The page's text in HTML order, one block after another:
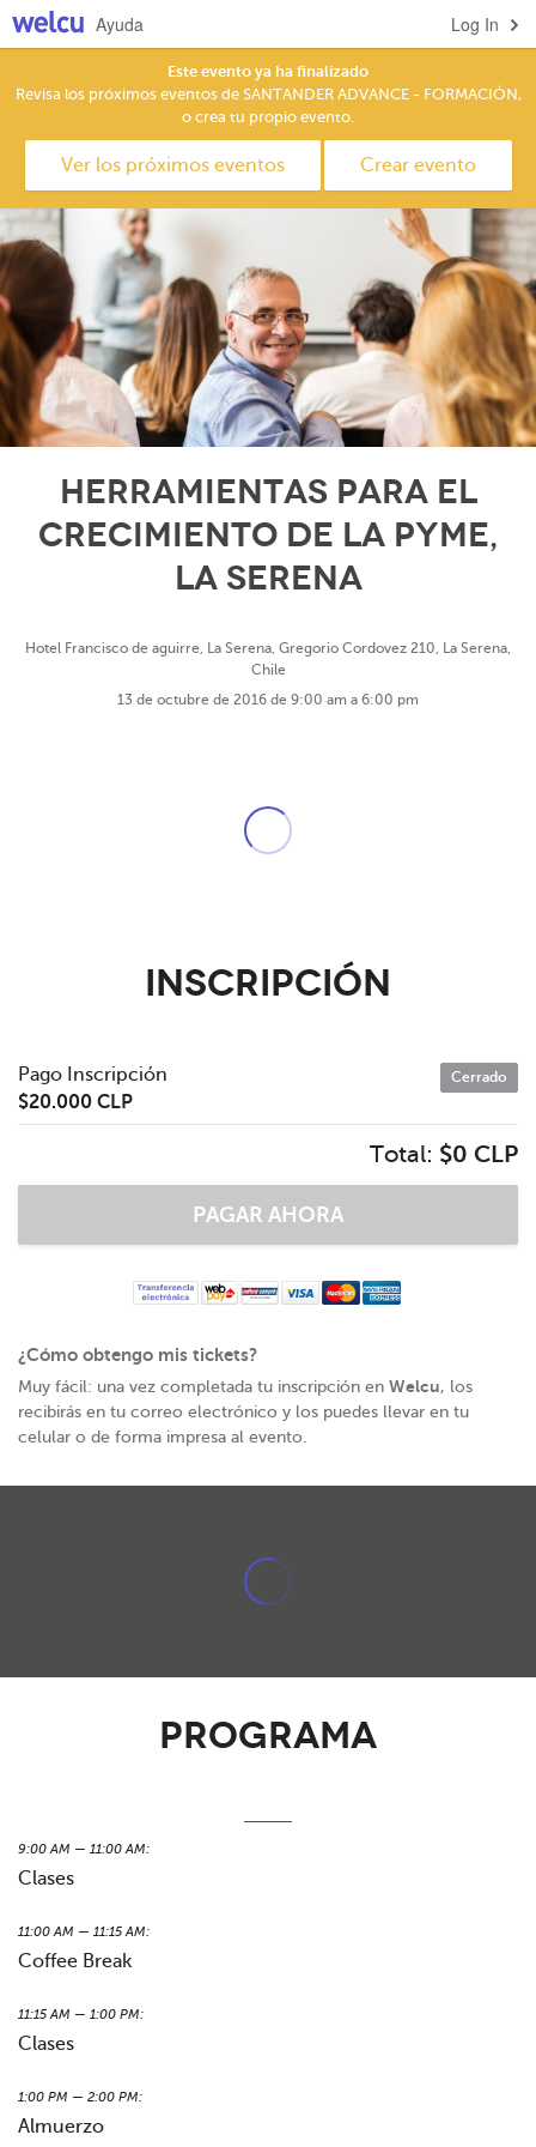
Log In
Ayuda
Este evento ya ha finalizado
Revisa los próximos eventos de SANTANDER ADVANCE - FORMACIÓN,
o crea tu propio evento.
Ver los próximos eventos Crear evento
HERRAMIENTAS PARA EL
CRECIMIENTO DE LA PYME,
LA SERENA
Hotel Francisco de aguirre, La Serena, Gregorio Cordovez 210, La Serena,
Chile
13 de octubre de 2016 de 9:00 am a 6:00 pm
Inscripción
Pago Inscripción
$20.000 CLP
Cerrado
Total: $0 CLP
¿Cómo obtengo mis tickets?
Muy fácil: una vez completada tu inscripción en Welcu, los
recibirás en tu correo electrónico y los puedes llevar en tu
celular o de forma impresa al evento.
Programa
9:00 AM — 11:00 AM:
Clases
11:00 AM — 11:15 AM:
Coffee Break
11:15 AM — 1:00 PM:
Clases
1:00 PM — 2:00 PM:
Almuerzo